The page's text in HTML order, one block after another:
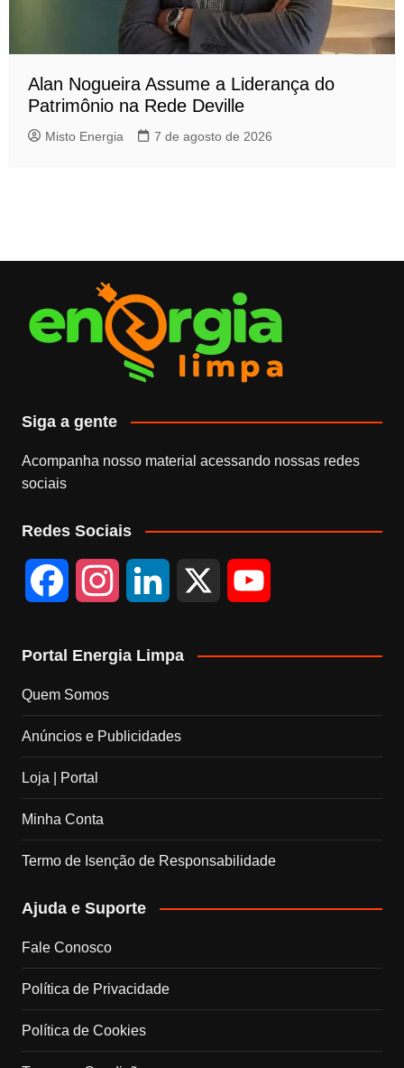
Alan Nogueira Assume a Liderança do
Patrimônio na Rede Deville
Misto Energia 7 de agosto de 2026
Siga a gente
Acompanha nosso material acessando nossas redes
sociais
Redes Sociais
b
o
o
a
g
r
e
d
I
u
b
e
a
n
n
Portal Energia Limpa
Quem Somos
Anúncios e Publicidades
Loja | Portal
Minha Conta
Termo de Isenção de Responsabilidade
Ajuda e Suporte
Fale Conosco
Política de Privacidade
Política de Cookies